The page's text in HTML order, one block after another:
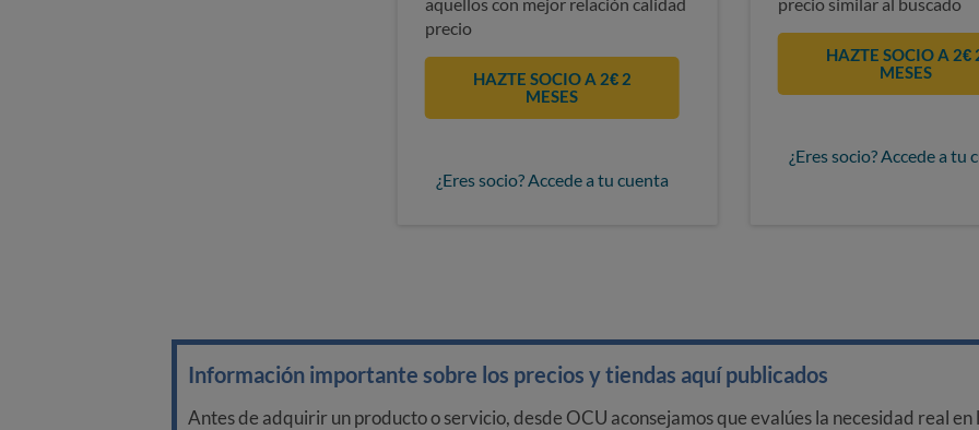
precio
HAZTE SOCIO A 2€ 2
MESES
¿Eres socio? Accede a tu cuenta
HAZTE SOCIO A 2€
MESES
¿Eres socio? Accede a tu
Información importante sobre los precios y tiendas aquí publicados
Antes de adquirir un producto o servicio, desde OCU aconsejamos que evalúes la necesidad real